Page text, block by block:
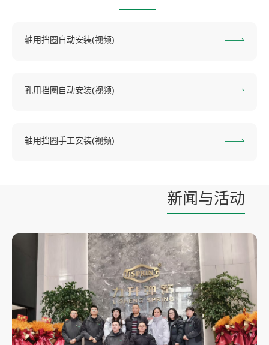
轴用挡圈自动安装(视频)
孔用挡圈自动安装(视频)
轴用挡圈手工安装(视频)
新闻与活动